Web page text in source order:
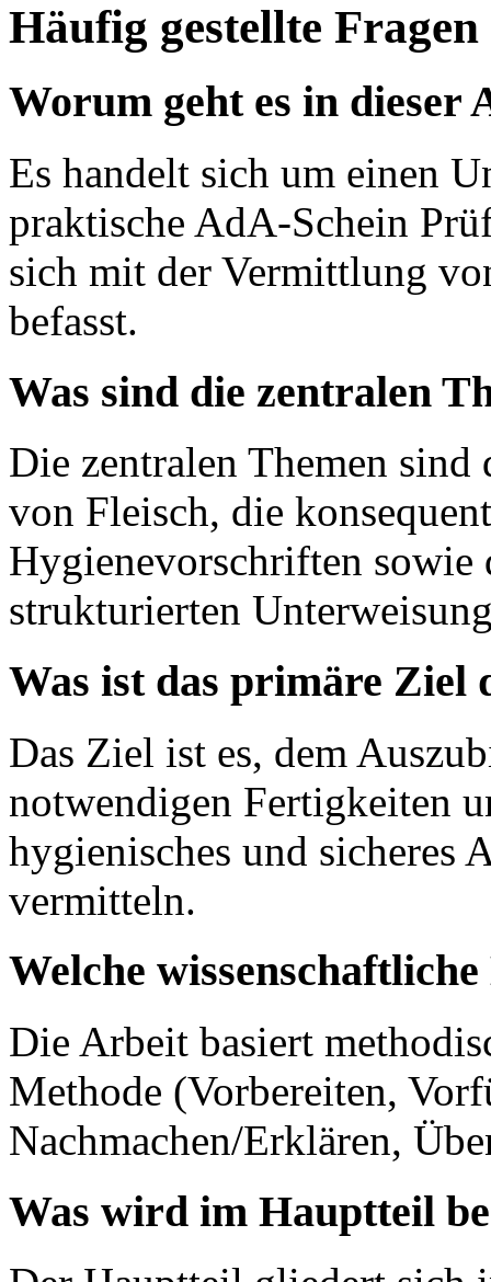
Häufig gestellte Fragen
Worum geht es in dieser
Es handelt sich um einen
praktische AdA-Schein
sich mit der Vermittlung
befasst.
Was sind die zentralen
Die zentralen Themen sind
von Fleisch, die
Hygienevorschriften
strukturierten
Was ist das primäre Ziel
Das Ziel ist es, dem
notwendigen Fertigkeiten
hygienisches und sicheres
vermitteln.
Welche
Die Arbeit basiert
Methode (Vorbereiten,
Nachmachen/Erklären,
Was wird im Hauptteil